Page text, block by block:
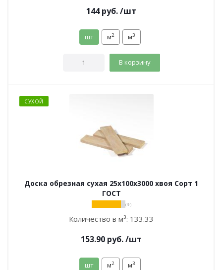
144руб./шт
шт м2 м3
В корзину
СУХОЙ
Доска обрезная сухая 25х100х3000 хвоя Сорт 1
ГОСТ
( 9 )
Количество в м³: 133.33
153.90 руб./шт
шт м2 м3